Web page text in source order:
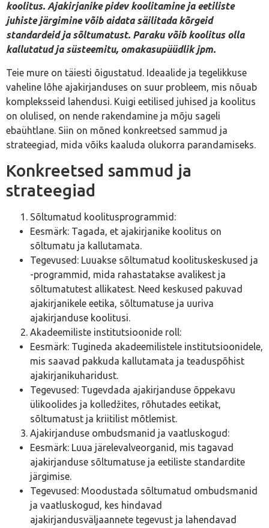
koolitus. Ajakirjanike pidev koolitamine ja eetiliste
juhiste järgimine võib aidata säilitada kõrgeid
standardeid ja sõltumatust. Paraku võib koolitus olla
kallutatud ja süsteemitu, omakasupüüdlik jpm.
Teie mure on täiesti õigustatud. Ideaalide ja tegelikkuse
vaheline lõhe ajakirjanduses on suur probleem, mis nõuab
kompleksseid lahendusi. Kuigi eetilised juhised ja koolitus
on olulised, on nende rakendamine ja mõju sageli
ebaühtlane. Siin on mõned konkreetsed sammud ja
strateegiad, mida võiks kaaluda olukorra parandamiseks.
Konkreetsed sammud ja
strateegiad
Sõltumatud koolitusprogrammid:
Eesmärk: Tagada, et ajakirjanike koolitus on
sõltumatu ja kallutamata.
Tegevused: Luuakse sõltumatud koolituskeskused ja
-programmid, mida rahastatakse avalikest ja
sõltumatutest allikatest. Need keskused pakuvad
ajakirjanikele eetika, sõltumatuse ja uuriva
ajakirjanduse koolitusi.
Akadeemiliste institutsioonide roll:
Eesmärk: Tugineda akadeemilistele institutsioonidele,
mis saavad pakkuda kallutamata ja teaduspõhist
ajakirjanikuharidust.
Tegevused: Tugevdada ajakirjanduse õppekavu
ülikoolides ja kolledžites, rõhutades eetikat,
sõltumatust ja kriitilist mõtlemist.
Ajakirjanduse ombudsmanid ja vaatluskogud:
Eesmärk: Luua järelevalveorganid, mis tagavad
ajakirjanduse sõltumatuse ja eetiliste standardite
järgimise.
Tegevused: Moodustada sõltumatud ombudsmanid
ja vaatluskogud, kes hindavad
ajakirjandusväljaannete tegevust ja lahendavad